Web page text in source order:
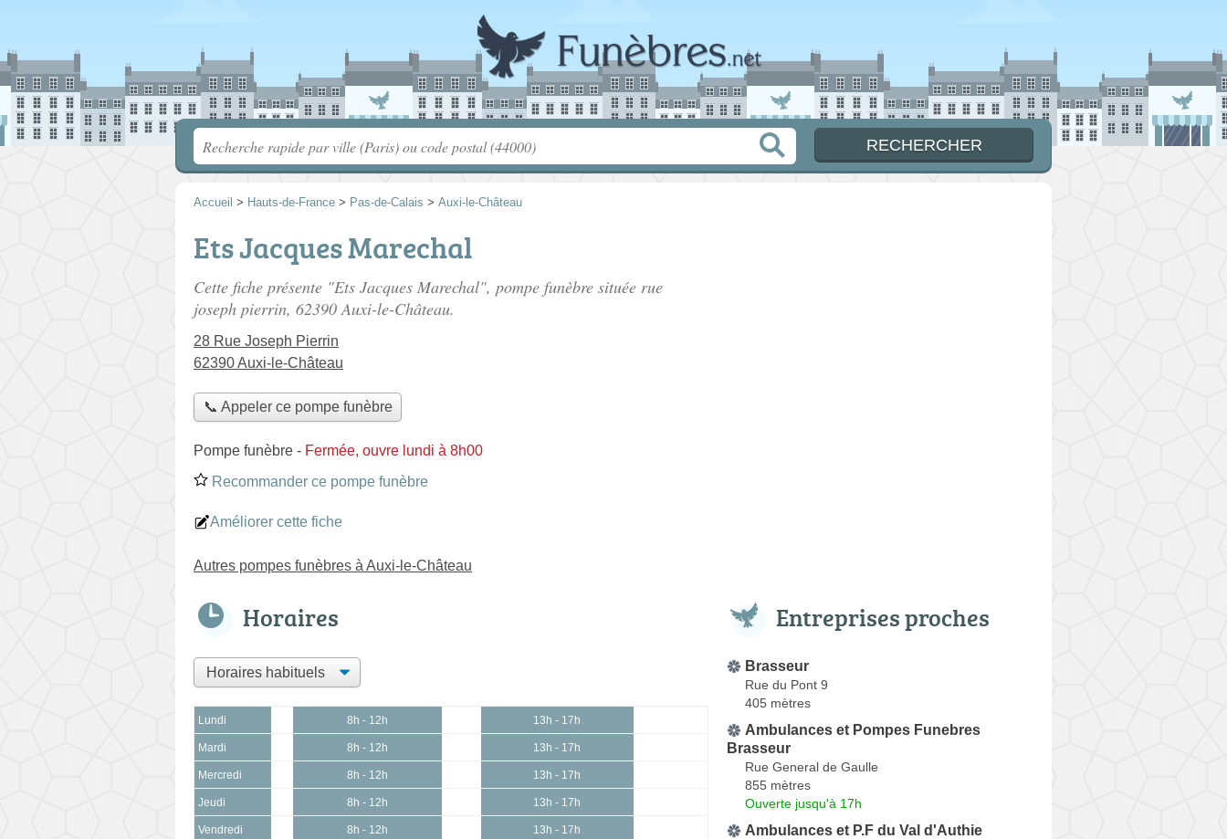
Accueil > Hauts-de-France > Pas-de-Calais > Auxi-le-Château
Ets Jacques Marechal
Cette fiche présente "Ets Jacques Marechal", pompe funèbre située rue
joseph pierrin, 62390 Auxi-le-Château.
28 Rue Joseph Pierrin
62390 Auxi-le-Château
📞 Appeler ce pompe funèbre
Pompe funèbre - Fermée, ouvre lundi à 8h00
Recommander ce pompe funèbre
Améliorer cette fiche
Autres pompes funèbres à Auxi-le-Château
Horaires
Lundi 8h - 12h 13h - 17h
Mardi 8h - 12h 13h - 17h
Mercredi 8h - 12h 13h - 17h
Jeudi 8h - 12h 13h - 17h
Vendredi 8h - 12h 13h - 17h
Entreprises proches
Brasseur
Rue du Pont 9
405 mètres
Ambulances et Pompes Funebres
Brasseur
Rue General de Gaulle
855 mètres
Ouverte jusqu'à 17h
Ambulances et P.F du Val d'Authie